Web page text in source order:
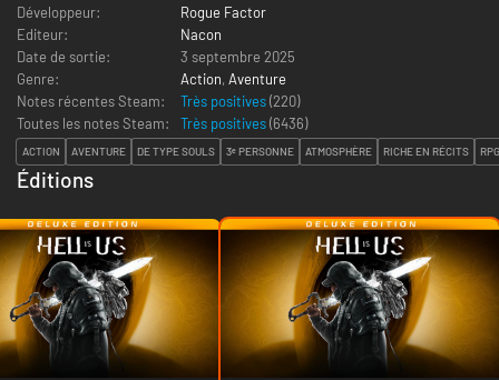
Développeur:
Rogue Factor
Editeur:
Nacon
Date de sortie:
3 septembre 2025
Genre:
Action, Aventure
Notes récentes Steam:
Très positives(220)
Toutes les notes Steam:
Très positives(6436)
ACTION AVENTURE DE TYPE SOULS 3ᵉ PERSONNE ATMOSPHÈRE RICHE EN RÉCITS RPG
Éditions